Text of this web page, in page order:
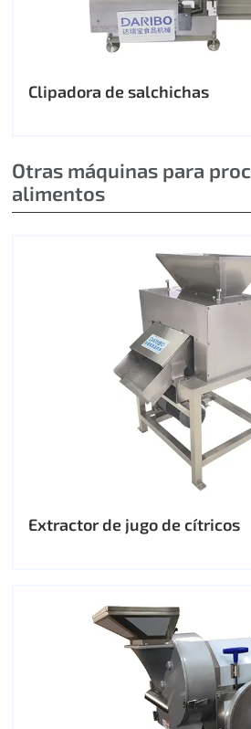
Clipadora de salchichas
Otras máquinas para
alimentos
Extractor de jugo de cítricos